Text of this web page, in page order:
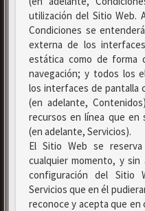
utilización del Sitio Web.
Condiciones se
externa de los
estática como de forma
navegación; y todos los
los interfaces de pantalla
(en adelante,
recursos en línea que en
(en adelante, Servicios).
El Sitio Web se
cualquier momento, y
configuración del
Servicios que en él
reconoce y acepta que en